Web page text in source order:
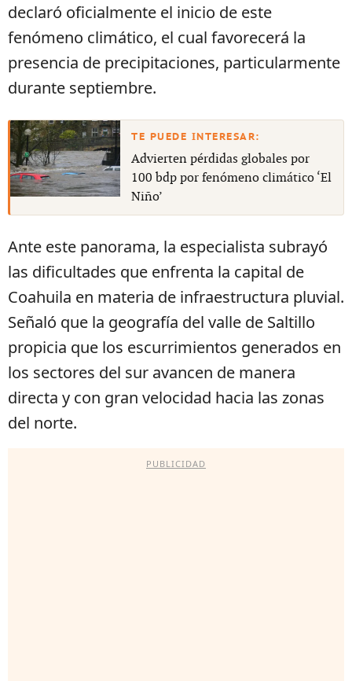
declaró oficialmente el inicio de este
fenómeno climático, el cual favorecerá la
presencia de precipitaciones, particularmente
durante septiembre.
Advierten pérdidas globales por
100 bdp por fenómeno climático ‘El
Niño’
Ante este panorama, la especialista subrayó
las dificultades que enfrenta la capital de
Coahuila en materia de infraestructura pluvial.
Señaló que la geografía del valle de Saltillo
propicia que los escurrimientos generados en
los sectores del sur avancen de manera
directa y con gran velocidad hacia las zonas
del norte.
PUBLICIDAD